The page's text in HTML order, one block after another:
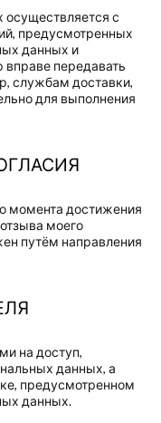
с
предусмотренных
данных и
передавать
службам доставки,
для выполнения
момента достижения
моего
путём направления
на доступ,
данных, а
предусмотренном
данных.